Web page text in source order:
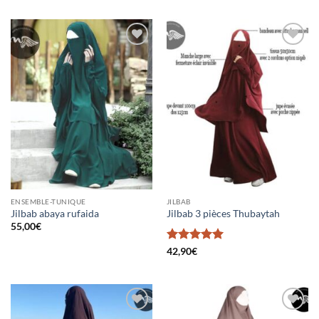
Ajouter
à la liste
d’envies
ENSEMBLE-TUNIQUE
Jilbab abaya rufaida
55,00€
Ajouter
JILBAB
Jilbab 3 pièces Thubaytah
Note5
42,90€